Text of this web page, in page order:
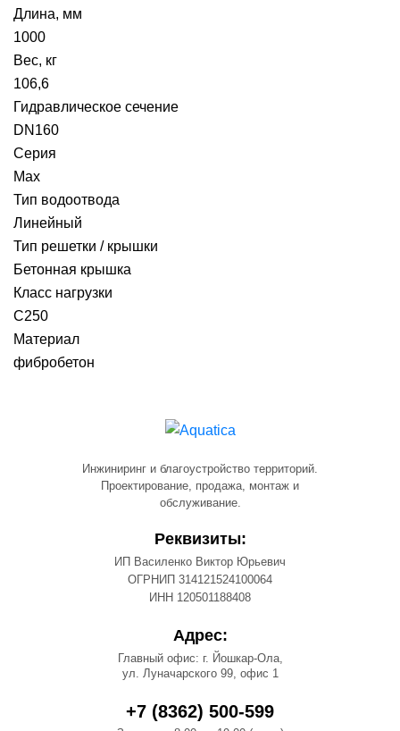
Длина, мм
1000
Вес, кг
106,6
Гидравлическое сечение
DN160
Серия
Max
Тип водоотвода
Линейный
Тип решетки / крышки
Бетонная крышка
Класс нагрузки
C250
Материал
фибробетон
Инжиниринг и благоустройство территорий.
Проектирование, продажа, монтаж и
обслуживание.
Реквизиты:
ИП Василенко Виктор Юрьевич
ОГРНИП 314121524100064
ИНН 120501188408
Адрес:
Главный офис: г. Йошкар-Ола,
ул. Луначарского 99, офис 1
+7 (8362) 500-599